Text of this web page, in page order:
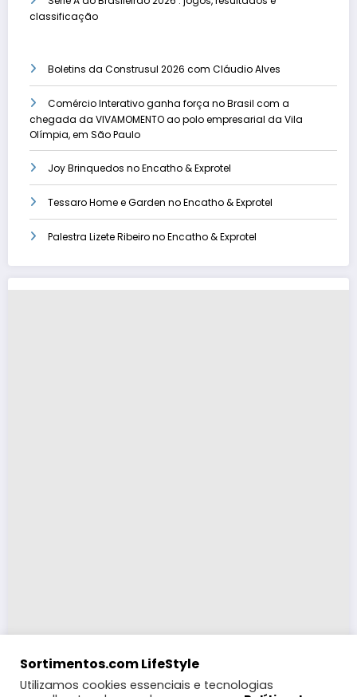
classificação
Boletins da Construsul 2026 com Cláudio Alves
Comércio Interativo ganha força no Brasil com a
chegada da VIVAMOMENTO ao polo empresarial da Vila
Olímpia, em São Paulo
Joy Brinquedos no Encatho & Exprotel
Tessaro Home e Garden no Encatho & Exprotel
Palestra Lizete Ribeiro no Encatho & Exprotel
Sortimentos.com LifeStyle
Utilizamos cookies essenciais e tecnologias